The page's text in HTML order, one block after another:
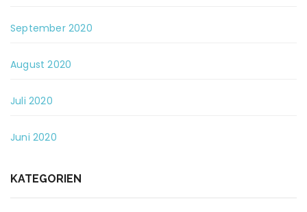
September 2020
August 2020
Juli 2020
Juni 2020
KATEGORIEN